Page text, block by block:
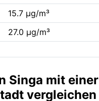
15.7 µg/m³
27.0 µg/m³
Singa mit einer
vergleichen